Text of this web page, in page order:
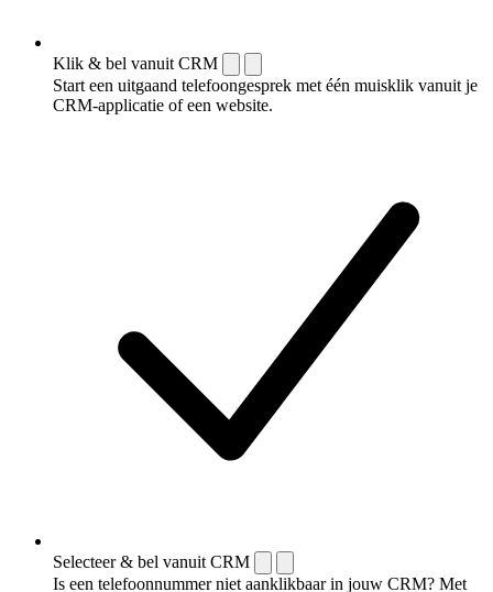
Klik & bel vanuit CRM
Start een uitgaand telefoongesprek met één muisklik vanuit je
CRM-applicatie of een website.
Selecteer & bel vanuit CRM
Is een telefoonnummer niet aanklikbaar in jouw CRM? Met